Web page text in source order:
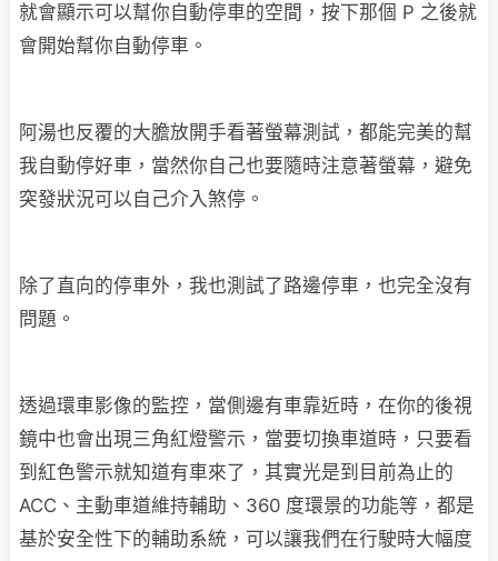
就會顯示可以幫你自動停車的空間，按下那個 P 之後就
會開始幫你自動停車。
阿湯也反覆的大膽放開手看著螢幕測試，都能完美的幫
我自動停好車，當然你自己也要隨時注意著螢幕，避免
突發狀況可以自己介入煞停。
除了直向的停車外，我也測試了路邊停車，也完全沒有
問題。
透過環車影像的監控，當側邊有車靠近時，在你的後視
鏡中也會出現三角紅燈警示，當要切換車道時，只要看
到紅色警示就知道有車來了，其實光是到目前為止的
ACC、主動車道維持輔助、360 度環景的功能等，都是
基於安全性下的輔助系統，可以讓我們在行駛時大幅度